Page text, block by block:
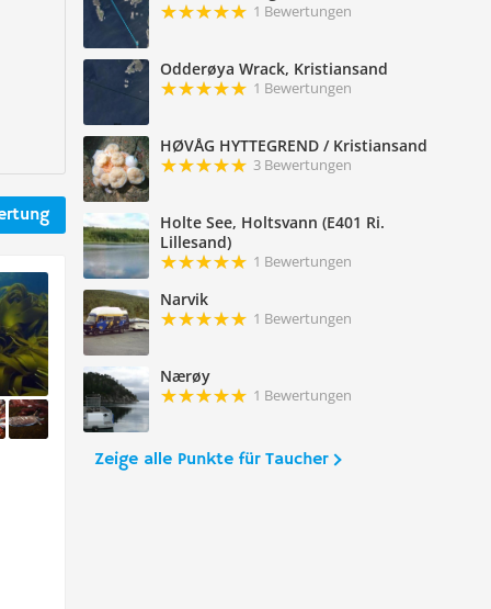
1 Bewertungen
Odderøya Wrack, Kristiansand
1 Bewertungen
HØVÅG HYTTEGREND / Kristiansand
3 Bewertungen
Holte See, Holtsvann (E401 Ri.
Lillesand)
1 Bewertungen
Narvik
1 Bewertungen
Nærøy
1 Bewertungen
Zeige alle Punkte für Taucher